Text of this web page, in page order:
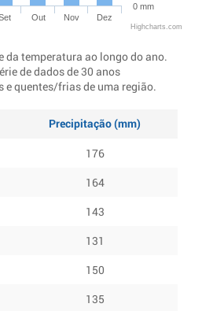
Out Nov Dez
0 mm
Highcharts.com
da temperatura ao longo do ano.
de dados de 30 anos
e quentes/frias de uma região.
Precipitação (mm)
176
164
143
131
150
135